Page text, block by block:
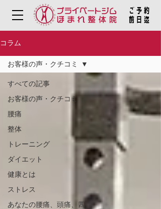
ご予約
​前日迄
コラム
すべての記事
お客様の声・クチコミ
腰痛
整体
トレーニング
ダイエット
健康とは
ストレス
あなたの腰痛、頭痛、四
お客様の声・クチコミ